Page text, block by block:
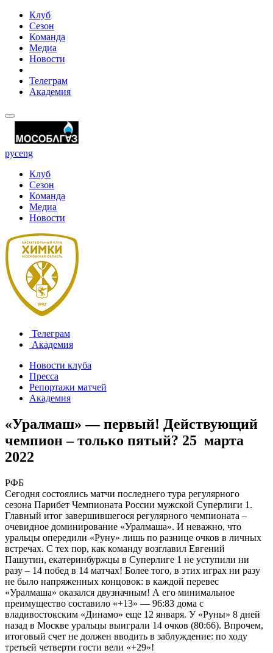
Клуб
Сезон
Команда
Медиа
Новости
Телеграм
Академия
русeng
Клуб
Сезон
Команда
Медиа
Новости
Телеграм
Академия
Новости клуба
Пресса
Репортажи матчей
Академия
«Уралмаш» — первый! Действующий
чемпион – только пятый? 25 марта
2022
РФБ
Сегодня состоялись матчи последнего тура регулярного
сезона Парибет Чемпионата России мужской Суперлиги 1.
Главный итог завершившегося регулярного чемпионата –
очевидное доминирование «Уралмаша». И неважно, что
уральцы опередили «Руну» лишь по разнице очков в личных
встречах. С тех пор, как команду возглавил Евгений
Пашутин, екатеринбуржцы в Суперлиге 1 не уступили ни
разу – 14 побед в 14 матчах! Более того, в этих играх ни разу
не было напряженных концовок: в каждой перевес
«Уралмаша» оказался двузначным! А его минимальное
преимущество составило «+13» — 96:83 дома с
владивостокским «Динамо» еще 12 января. У «Руны» 8 дней
назад в Москве уральцы выиграли 14 очков (80:66). Впрочем,
итоговый счет не должен вводить в заблуждение: по ходу
третьей четверти гости вели «+29»!